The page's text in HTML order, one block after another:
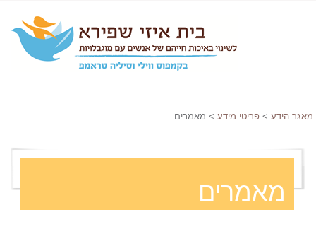
מאגר הידע > פריטי מידע > מאמרים
מאמרים